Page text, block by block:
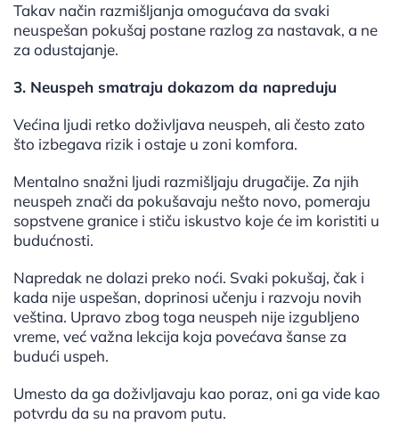
Takav način razmišljanja omogućava da svaki
neuspešan pokušaj postane razlog za nastavak, a ne
za odustajanje.
3. Neuspeh smatraju dokazom da napreduju
Većina ljudi retko doživljava neuspeh, ali često zato
što izbegava rizik i ostaje u zoni komfora.
Mentalno snažni ljudi razmišljaju drugačije. Za njih
neuspeh znači da pokušavaju nešto novo, pomeraju
sopstvene granice i stiču iskustvo koje će im koristiti u
budućnosti.
Napredak ne dolazi preko noći. Svaki pokušaj, čak i
kada nije uspešan, doprinosi učenju i razvoju novih
veština. Upravo zbog toga neuspeh nije izgubljeno
vreme, već važna lekcija koja povećava šanse za
budući uspeh.
Umesto da ga doživljavaju kao poraz, oni ga vide kao
potvrdu da su na pravom putu.